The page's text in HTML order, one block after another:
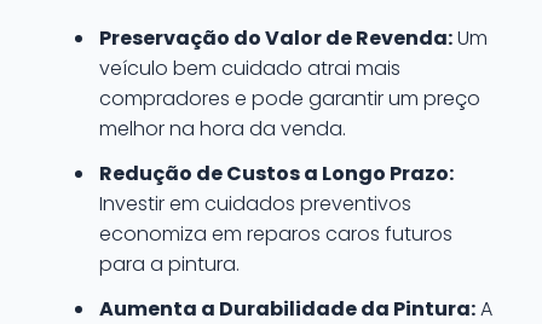
Preservação do Valor de Revenda:Um
veículo bem cuidado atrai mais
compradores e pode garantir um preço
melhor na hora da venda.
Redução de Custos a Longo Prazo:
Investir em cuidados preventivos
economiza em reparos caros futuros
para a pintura.
Aumenta a Durabilidade da Pintura:A